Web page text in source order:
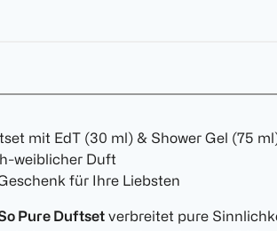
mit EdT (30 ml) & Shower Gel (75
weiblicher Duft
für Ihre Liebsten
Pure Duftset verbreitet pure